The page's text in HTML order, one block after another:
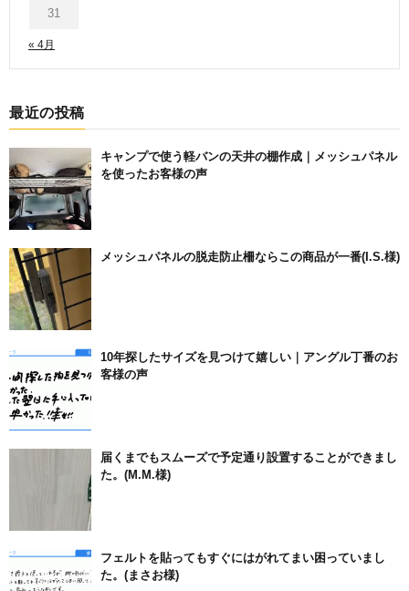
« 4月
31
最近の投稿
キャンプで使う軽バンの天井の棚作成｜メッシュパネル
を使ったお客様の声
メッシュパネルの脱走防止柵ならこの商品が一番(I.S.様)
10年探したサイズを見つけて嬉しい｜アングル丁番のお
客様の声
届くまでもスムーズで予定通り設置することができまし
た。(M.M.様)
フェルトを貼ってもすぐにはがれてまい困っていまし
た。(まさお様)